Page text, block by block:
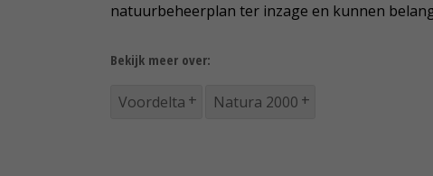
natuurbeheerplan ter inzage en kunnen
Bekijk meer over:
Voordelta Natura 2000